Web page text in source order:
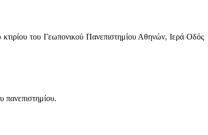
του Γεωπονικού Πανεπιστημίου Αθηνών, Ιερά Οδός
πανεπιστημίου.